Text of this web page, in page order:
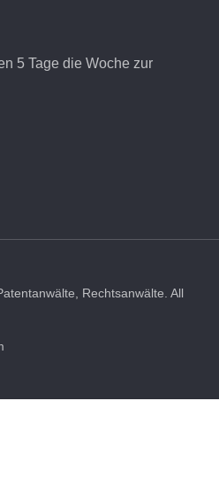
5 Tage die Woche zur
Rechtsanwälte. All